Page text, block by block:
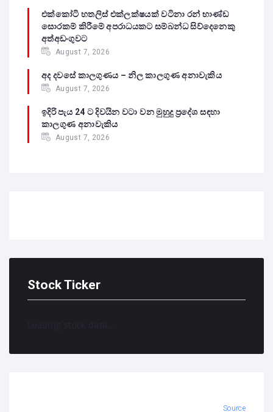
එක්කෝටි හතලිස් එක්ලක්ෂයක් වටිනා රන් භාණ්ඩ
සොරකම් කිරීමේ අපරාධයකට සම්බන්ධ සිව්දෙනෙකු
අත්අඩංගුවට
August 7, 2026
අද දවසේ කාලගුණය – නිල කාලගුණ අනාවැකිය
August 7, 2026
ඉදිරි පැය 24 ට දිවයින වටා වන මුහුදු ප්‍රදේශ සඳහා
කාලගුණ අනාවැකිය
August 7, 2026
Stock Ticker
Loading stock data...
Source